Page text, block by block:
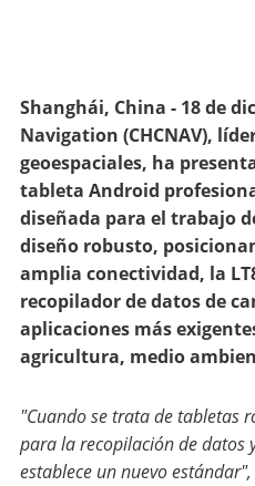
Shanghái, China - 18 de
Navigation (CHCNAV),
geoespaciales, ha
tableta Android
diseñada para el trabajo
diseño robusto,
amplia conectividad, la
recopilador de datos de
aplicaciones más
agricultura, medio
"Cuando se trata de tabletas
para la recopilación de datos
establece un nuevo